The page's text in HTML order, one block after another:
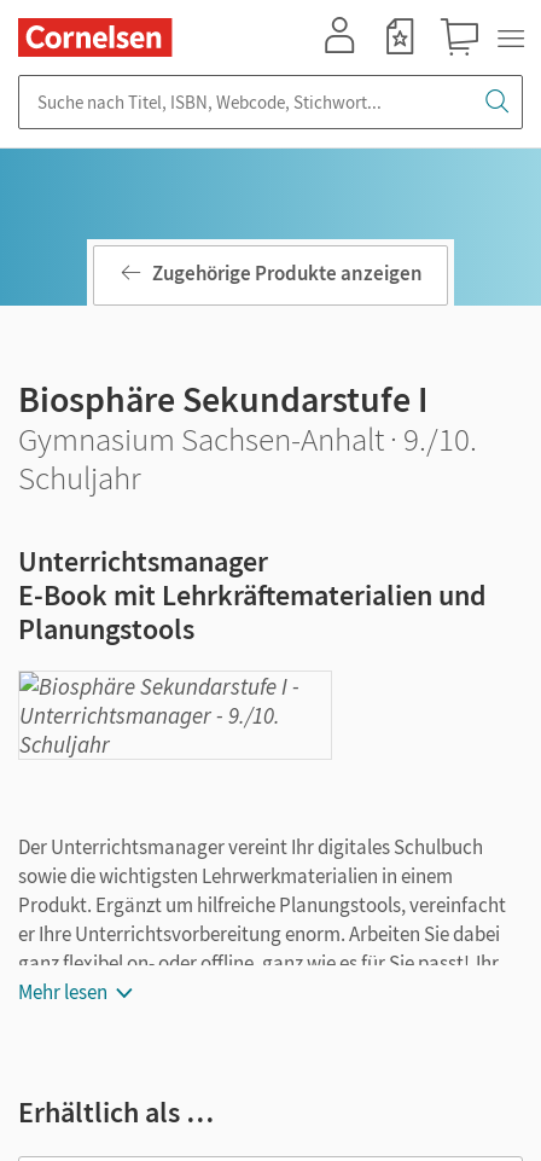
Zugehörige Produkte anzeigen
Biosphäre Sekundarstufe I
Gymnasium Sachsen-Anhalt · 9./10.
Schuljahr
Unterrichtsmanager
E-Book mit Lehrkräftematerialien und
Planungstools
Der Unterrichtsmanager vereint Ihr digitales Schulbuch
sowie die wichtigsten Lehrwerkmaterialien in einem
Produkt. Ergänzt um hilfreiche Planungstools, vereinfacht
er Ihre Unterrichtsvorbereitung enorm. Arbeiten Sie dabei
ganz flexibel on- oder offline, ganz wie es für Sie passt! Ihr
Unterrichtsmanager enthält:
Lösungen
Mehr lesen
Erhältlich als …